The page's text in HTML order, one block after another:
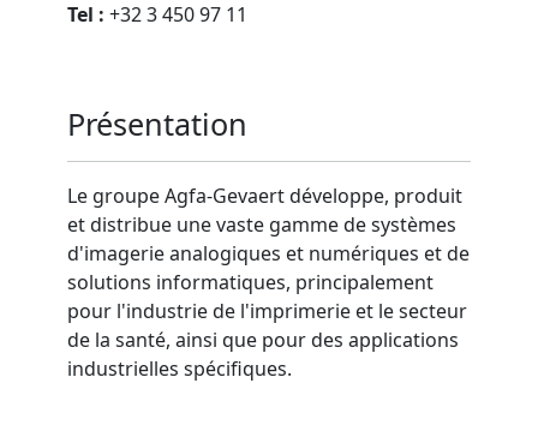
Tel : +32 3 450 97 11
Présentation
Le groupe Agfa-Gevaert développe, produit
et distribue une vaste gamme de systèmes
d'imagerie analogiques et numériques et de
solutions informatiques, principalement
pour l'industrie de l'imprimerie et le secteur
de la santé, ainsi que pour des applications
industrielles spécifiques.